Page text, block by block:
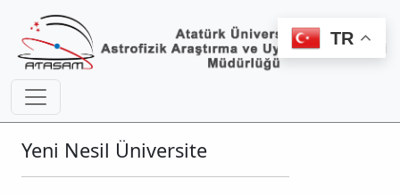
Yeni Nesil Üniversite
TR